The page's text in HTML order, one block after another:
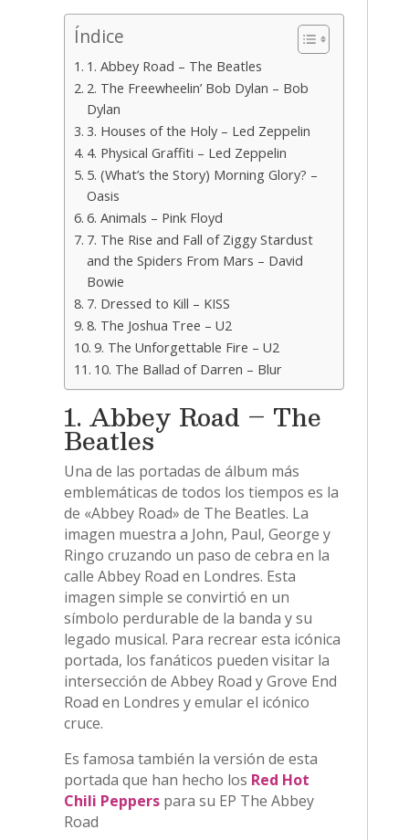
Índice
1. Abbey Road – The Beatles
2. The Freewheelin’ Bob Dylan – Bob
Dylan
3. Houses of the Holy – Led Zeppelin
4. Physical Graffiti – Led Zeppelin
5. (What’s the Story) Morning Glory? –
Oasis
6. Animals – Pink Floyd
7. The Rise and Fall of Ziggy Stardust
and the Spiders From Mars – David
Bowie
7. Dressed to Kill – KISS
8. The Joshua Tree – U2
9. The Unforgettable Fire – U2
10. The Ballad of Darren – Blur
1. Abbey Road – The
Beatles
Una de las portadas de álbum más
emblemáticas de todos los tiempos es la
de «Abbey Road» de The Beatles. La
imagen muestra a John, Paul, George y
Ringo cruzando un paso de cebra en la
calle Abbey Road en Londres. Esta
imagen simple se convirtió en un
símbolo perdurable de la banda y su
legado musical. Para recrear esta icónica
portada, los fanáticos pueden visitar la
intersección de Abbey Road y Grove End
Road en Londres y emular el icónico
cruce.
Es famosa también la versión de esta
portada que han hecho los Red Hot
Chili Pepperspara su EP The Abbey
Road